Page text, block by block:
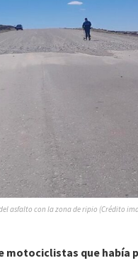
asfalto con la zona de ripio (Crédito
motociclistas que había